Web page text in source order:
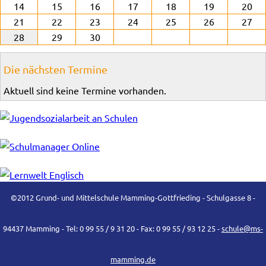
14
15 16 17 18 19
20
21
22 23 24 25 26
27
28
29 30
Die nächsten Termine
Aktuell sind keine Termine vorhanden.
©2012 Grund- und Mittelschule Mamming-Gottfrieding - Schulgasse 8 -
94437 Mamming - Tel: 0 99 55 / 9 31 20 - Fax: 0 99 55 / 93 12 25 -schule@ms-
mamming.de